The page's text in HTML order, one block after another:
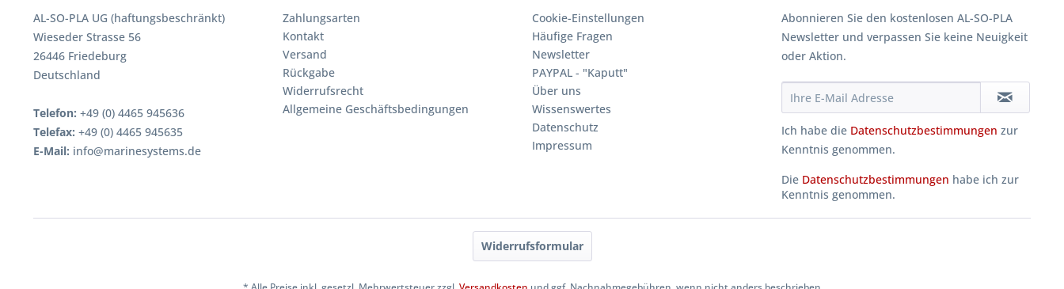
AL-SO-PLA UG (haftungsbeschränkt)
Wieseder Strasse 56
26446 Friedeburg
Deutschland
Telefon: +49 (0) 4465 945636
Telefax: +49 (0) 4465 945635
E-Mail: info@marinesystems.de
Zahlungsarten
Kontakt
Versand
Rückgabe
Widerrufsrecht
Allgemeine Geschäftsbedingungen
Cookie-Einstellungen
Häufige Fragen
Newsletter
PAYPAL - "Kaputt"
Über uns
Wissenswertes
Datenschutz
Impressum
Abonnieren Sie den kostenlosen AL-SO-PLA
Newsletter und verpassen Sie keine Neuigkeit
oder Aktion.
Ich habe die Datenschutzbestimmungen zur
Kenntnis genommen.
Die Datenschutzbestimmungen habe ich zur
Kenntnis genommen.
Widerrufsformular